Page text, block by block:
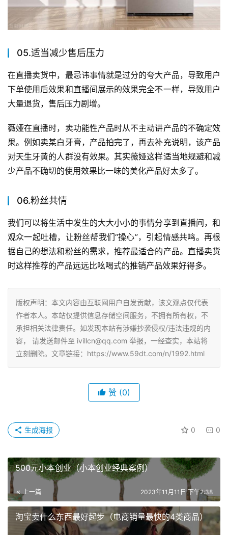
05.适当减少售后压力
在直播卖货中，最忌讳事情就是过分的夸大产品，导致用户
下单使用后效果和直播间展示的效果完全不一样，导致用户
大量退货，售后压力剧增。
薇娅在直播时，卖功能性产品时从不主动讲产品的不确定效
果。例如卖某白牙膏，产品拍完了，再去补充说明，该产品
对天生牙黄的人群没有效果。其实薇娅这样适当地规避和减
少产品不确切的使用效果比一味的美化产品好太多了。
06.粉丝共情
我们可以将生活中发生的大大小小的事情分享到直播间，和
观众一起吐槽，让粉丝帮我们“操心”，引起情感共鸣。再根
据自己的想法和粉丝的需求，推荐最适合的产品。直播卖货
时这样推荐的产品远远比吆喝式的推销产品效果好得多。
版权声明：本文内容由互联网用户自发贡献，该文观点仅代表
作者本人。本站仅提供信息存储空间服务，不拥有所有权，不
承担相关法律责任。如发现本站有涉嫌抄袭侵权/违法违规的内
容， 请发送邮件至 ivillcn@qq.com 举报，一经查实，本站将
立刻删除。文章链接：https://www.59dt.com/n/1992.html
赞 (0)
0 0
生成海报
500元小本创业（小本创业经典案例）
上一篇 2023年11月11日 下午2:38
淘宝卖什么东西最好起步（电商销量最快的4类商品）